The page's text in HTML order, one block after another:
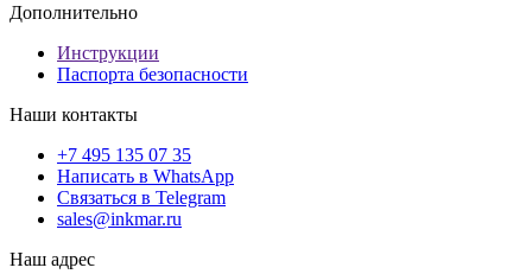
Дополнительно
Инструкции
Паспорта безопасности
Наши контакты
+7 495 135 07 35
Написать в WhatsApp
Связаться в Telegram
sales@inkmar.ru
Наш адрес